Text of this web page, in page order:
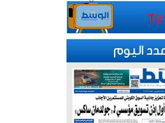
اليوم